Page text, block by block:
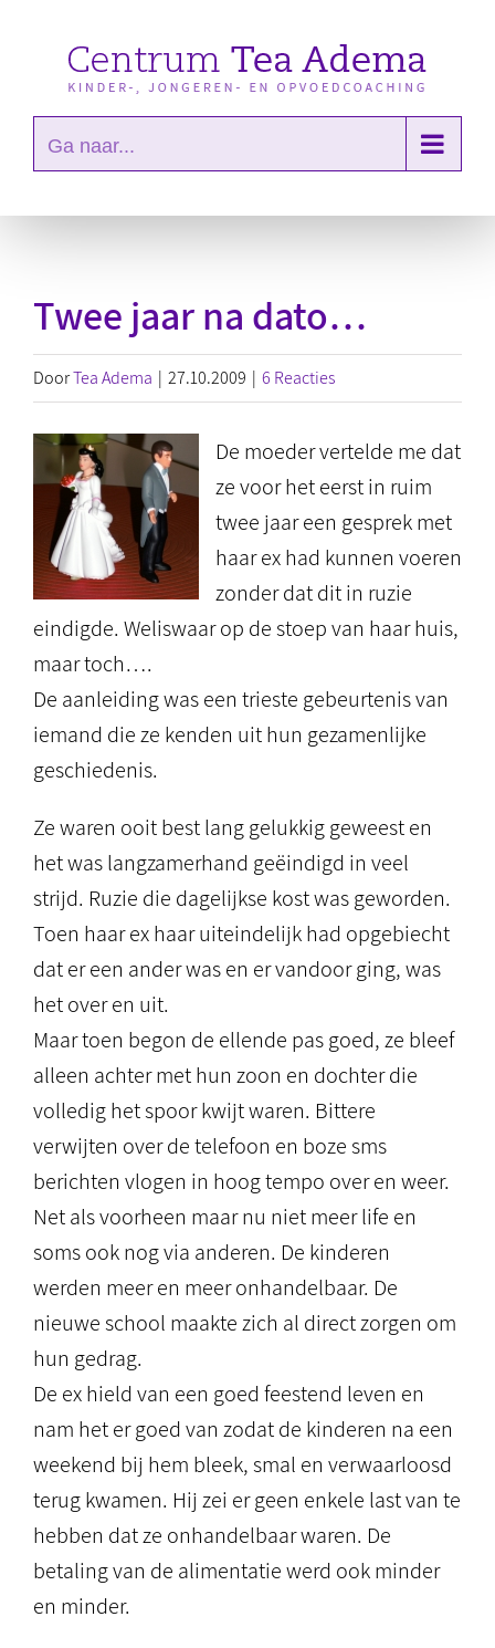
Ga naar...
Twee jaar na dato…
DoorTea Adema | 27.10.2009 | 6 Reacties
De moeder vertelde me dat
ze voor het eerst in ruim
twee jaar een gesprek met
haar ex had kunnen voeren
zonder dat dit in ruzie
eindigde. Weliswaar op de stoep van haar huis,
maar toch….
De aanleiding was een trieste gebeurtenis van
iemand die ze kenden uit hun gezamenlijke
geschiedenis.
Ze waren ooit best lang gelukkig geweest en
het was langzamerhand geëindigd in veel
strijd. Ruzie die dagelijkse kost was geworden.
Toen haar ex haar uiteindelijk had opgebiecht
dat er een ander was en er vandoor ging, was
het over en uit.
Maar toen begon de ellende pas goed, ze bleef
alleen achter met hun zoon en dochter die
volledig het spoor kwijt waren. Bittere
verwijten over de telefoon en boze sms
berichten vlogen in hoog tempo over en weer.
Net als voorheen maar nu niet meer life en
soms ook nog via anderen. De kinderen
werden meer en meer onhandelbaar. De
nieuwe school maakte zich al direct zorgen om
hun gedrag.
De ex hield van een goed feestend leven en
nam het er goed van zodat de kinderen na een
weekend bij hem bleek, smal en verwaarloosd
terug kwamen. Hij zei er geen enkele last van te
hebben dat ze onhandelbaar waren. De
betaling van de alimentatie werd ook minder
en minder.